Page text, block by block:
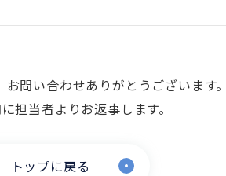
問い合わせありがとうございます
担当者よりお返事します。
トップに戻る